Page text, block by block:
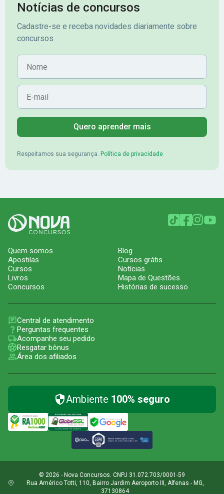
Notícias de concursos
Cadastre-se e receba novidades diariamente sobre
concursos
Nome
E-mail
Quero aprender mais
Respeitamos sua segurança. Política de privacidade
Quem somos
Apostilas
Cursos
Livros
Concursos
Blog
Cursos grátis
Notícias
Mapa de Questões
Histórias de sucesso
Central de atendimento
Perguntas frequentes
Acompanhe seu pedido
Resgatar bônus
Área dos afiliados
Ambiente 100% seguro
© 2026 - Nova Concursos. CNPJ 31.072.703/0001-59
Rua Américo Totti, 110, Bairro Jardim Aeroporto III, Alfenas - MG,
37130864